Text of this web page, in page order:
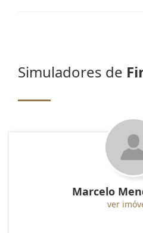
Simuladores de
Marcelo
ver